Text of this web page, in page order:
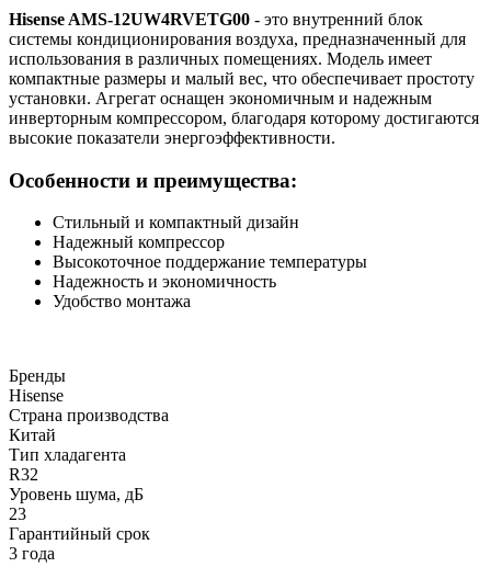
Hisense AMS-12UW4RVETG00 - это внутренний блок
системы кондиционирования воздуха, предназначенный для
использования в различных помещениях. Модель имеет
компактные размеры и малый вес, что обеспечивает простоту
установки. Агрегат оснащен экономичным и надежным
инверторным компрессором, благодаря которому достигаются
высокие показатели энергоэффективности.
Особенности и преимущества:
Стильный и компактный дизайн
Надежный компрессор
Высокоточное поддержание температуры
Надежность и экономичность
Удобство монтажа
Бренды
Hisense
Страна производства
Китай
Тип хладагента
R32
Уровень шума, дБ
23
Гарантийный срок
3 года